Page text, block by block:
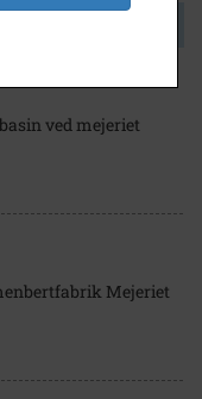
ved mejeriet
Mejeriet